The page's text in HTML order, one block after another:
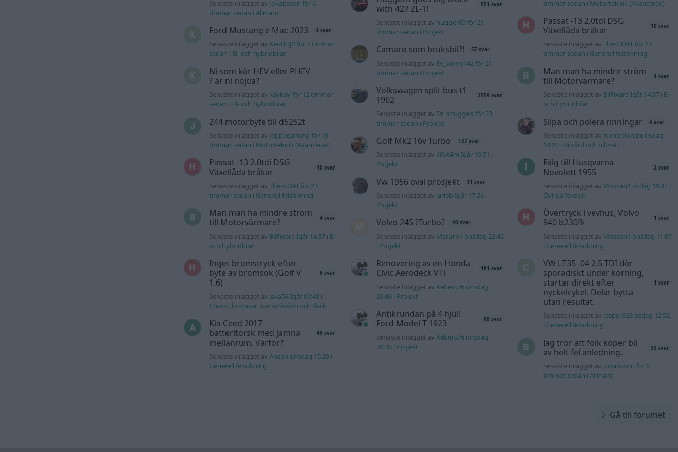
Senaste inlägget av Jokabsson för 6
timmar sedan iAllmänt
Ford Mustang e Mac 2023 4 svar
Senaste inlägget av KenthIJ2 för 7 timmar
sedan i El- och hybridbilar
Ni som kör HEV eller PHEV
? är ni nöjda?
Senaste inlägget av kaykay för 12 timmar
sedan i El- och hybridbilar
244 motorbyte till d5252t
Senaste inlägget av Jeppegaming för 19
timmar sedan i Motorteknik (Avancerad)
Passat -13 2.0tdi DSG
Växellåda bråkar
10 svar
Senaste inlägget avThe-GOAT för 23
timmar sedan i Generell felsökning
Man man ha mindre ström
till Motorvärmare?
4 svar
Senaste inlägget av BilFixare Igår 14:37 i El-
och hybridbilar
Inget bromstryck efter
byte av bromsok (Golf V
1.6)
6 svar
Senaste inlägget av jaka54 Igår 09:48 i
Chassi, bromsar, transmission och däck
Kia Ceed 2017
batteritorsk med jämna
mellanrum. Varför?
46 svar
Senaste inlägget avAnsan onsdag 15:29 i
Generell felsökning
with 427 ZL-1!
551 svar
Senaste inlägget av hugger69 för 21
timmar sedan i Projekt
Camaro som bruksbil?! 57 svar
Senaste inlägget av Ev_volvo142 för 21
timmar sedan i Projekt
Volkswagen split bus t1
1962
2559 svar
Senaste inlägget av Dr_snuggels för 23
timmar sedan i Projekt
Golf Mk2 16v Turbo 137 svar
Senaste inlägget av 16vt4m Igår 19:51 i
Projekt
Vw 1956 oval prosjekt 11 svar
Senaste inlägget av jarleb Igår 17:26i
Projekt
Volvo 245 ?Turbo? 40 svar
Senaste inlägget av Marurb1 onsdag 23:42
i Projekt
Renovering av en Honda
Civic Aerodeck VTi
181 svar
Senaste inlägget av Xebers76 onsdag
20:48i Projekt
Antikrundan på 4 hjul!
Ford Model T 1923
68 svar
Senaste inlägget av Xebers76 onsdag
20:38i Projekt
timmar sedan i Motorteknik (Avancerad)
Passat -13 2.0tdi DSG
Växellåda bråkar
10 svar
Senaste inlägget av The-GOAT för 23
timmar sedan i Generell felsökning
Man man ha mindre ström
till Motorvärmare?
4 svar
Senaste inlägget av BilFixare Igår 14:37i El-
och hybridbilar
Slipa och polera rinningar 4 svar
Senaste inlägget av turboblondie tisdag
14:22i Bilvård och biltvätt
Fälg till Husqvarna
Novolett 1955
2 svar
Senaste inlägget av Mossan1 tisdag 19:42i
Övriga fordon
Övertryck i vevhus, Volvo
940 b230fk
1 svar
Senaste inlägget av Mossan1 onsdag 11:07
i Generell felsökning
VW LT35 -04 2.5 TDI dör
sporadiskt under körning,
startar direkt efter
nyckelcykel. Delar bytta
utan resultat.
1 svar
Senaste inlägget av Jesper328 tisdag 12:52
i Generell felsökning
Jag tror att folk köper bil
av helt fel anledning.
33 svar
Senaste inlägget av Jokabsson för 6
timmar sedan i Allmänt
Gå till forumet